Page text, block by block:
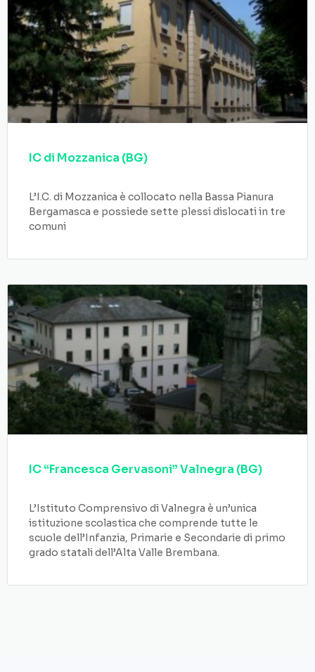
IC di Mozzanica (BG)
L’I.C. di Mozzanica è collocato nella Bassa Pianura
Bergamasca e possiede sette plessi dislocati in tre
comuni
IC “Francesca Gervasoni” Valnegra (BG)
L’Istituto Comprensivo di Valnegra è un’unica
istituzione scolastica che comprende tutte le
scuole dell’Infanzia, Primarie e Secondarie di primo
grado statali dell’Alta Valle Brembana.